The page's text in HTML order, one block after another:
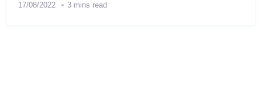
17/08/2022 3 mins read